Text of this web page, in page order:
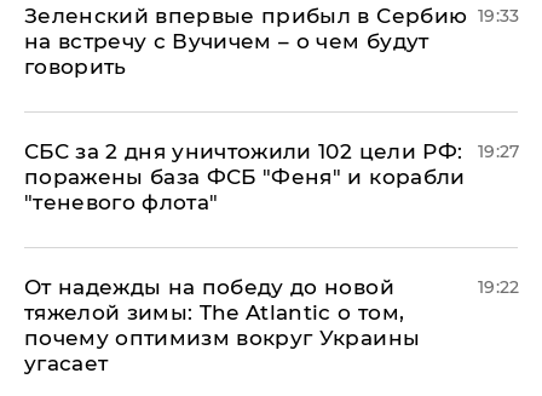
Зеленский впервые прибыл в Сербию
на встречу с Вучичем – о чем будут
говорить
19:33
СБС за 2 дня уничтожили 102 цели РФ:
поражены база ФСБ "Феня" и корабли
"теневого флота"
19:27
От надежды на победу до новой
тяжелой зимы: The Atlantic о том,
почему оптимизм вокруг Украины
угасает
19:22